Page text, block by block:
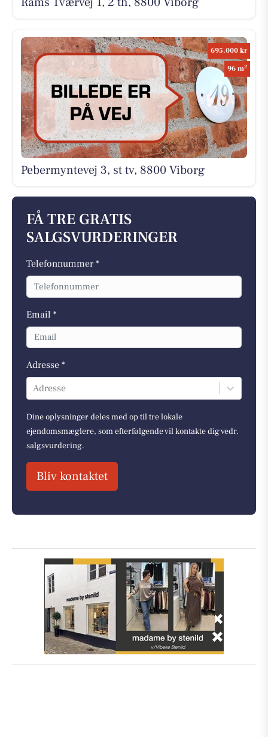
695.000 kr
96 m2
Pebermyntevej 3, st tv, 8800 Viborg
FÅ TRE GRATIS
SALGSVURDERINGER
Telefonnummer *
Email *
Adresse *
Adresse
Dine oplysninger deles med op til tre lokale
ejendomsmæglere, som efterfølgende vil kontakte dig vedr.
salgsvurdering.
Bliv kontaktet